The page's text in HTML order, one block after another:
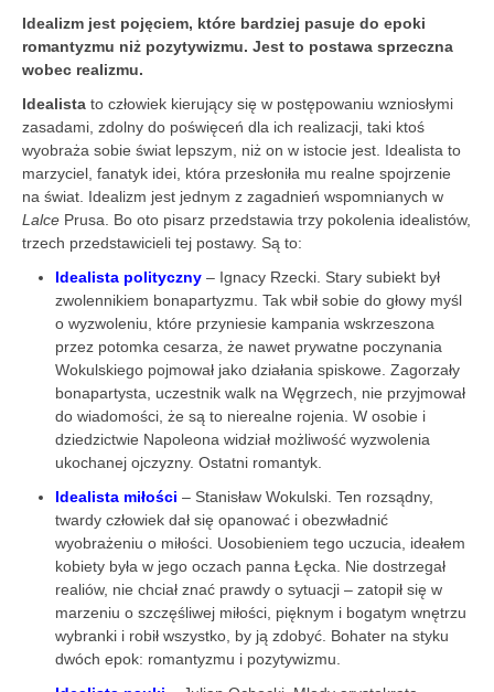
Idealizm jest pojęciem, które bardziej pasuje do epoki
romantyzmu niż pozytywizmu. Jest to postawa sprzeczna
wobec realizmu.
Idealista to człowiek kierujący się w postępowaniu wzniosłymi
zasadami, zdolny do poświęceń dla ich realizacji, taki ktoś
wyobraża sobie świat lepszym, niż on w istocie jest. Idealista to
marzyciel, fanatyk idei, która przesłoniła mu realne spojrzenie
na świat. Idealizm jest jednym z zagadnień wspomnianych w
Lalce Prusa. Bo oto pisarz przedstawia trzy pokolenia idealistów,
trzech przedstawicieli tej postawy. Są to:
Idealista polityczny – Ignacy Rzecki. Stary subiekt był
zwolennikiem bonapartyzmu. Tak wbił sobie do głowy myśl
o wyzwoleniu, które przyniesie kampania wskrzeszona
przez potomka cesarza, że nawet prywatne poczynania
Wokulskiego pojmował jako działania spiskowe. Zagorzały
bonapartysta, uczestnik walk na Węgrzech, nie przyjmował
do wiadomości, że są to nierealne rojenia. W osobie i
dziedzictwie Napoleona widział możliwość wyzwolenia
ukochanej ojczyzny. Ostatni romantyk.
Idealista miłości – Stanisław Wokulski. Ten rozsądny,
twardy człowiek dał się opanować i obezwładnić
wyobrażeniu o miłości. Uosobieniem tego uczucia, ideałem
kobiety była w jego oczach panna Łęcka. Nie dostrzegał
realiów, nie chciał znać prawdy o sytuacji – zatopił się w
marzeniu o szczęśliwej miłości, pięknym i bogatym wnętrzu
wybranki i robił wszystko, by ją zdobyć. Bohater na styku
dwóch epok: romantyzmu i pozytywizmu.